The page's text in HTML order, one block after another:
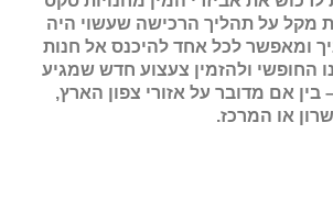
מקל על תהליך הרכישה שעשוי היה
ומאפשר לכל אחד להיכנס אל חנות
החופשי ולהזמין צעצוע חדש שמגיע
בין אם מדובר על אזורי צפון הארץ,
או המרכז.